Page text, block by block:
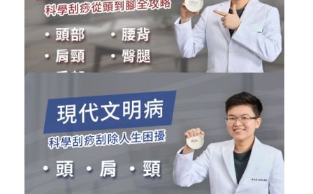
購買後有效期限：課程下架時
41608
2226
全身刮痧直播課程(2021已直播完畢)
刮痧線上課程
購買後有效期限：課程下架時
25782
233